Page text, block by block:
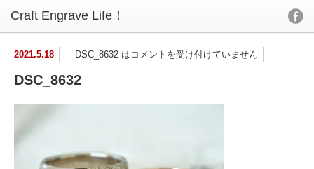
2021.5.18 DSC_8632 は コメントを受け付けていません
DSC_8632